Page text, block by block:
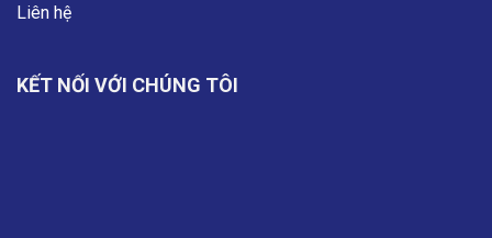
Liên hệ
KẾT NỐI VỚI CHÚNG TÔI